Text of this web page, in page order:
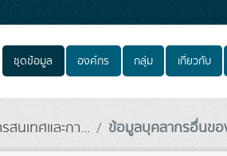
ชุดข้อมูล องค์กร กลุ่ม เกี่ยวกับ
สนเทศและกา... ข้อมูลบุคลากรอื่นขอ